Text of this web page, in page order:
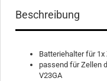
Beschreibung
Batteriehalter für 1x
passend für Zellen
V23GA